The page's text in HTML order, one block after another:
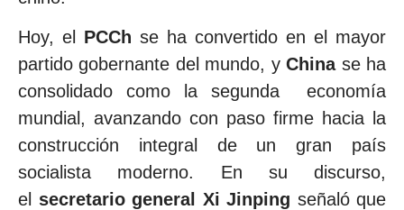
Hoy, el PCCh se ha convertido en el mayor
partido gobernante del mundo, yChinase ha
consolidado como la segunda economía
mundial, avanzando con paso firme hacia la
construcción integral de un gran país
socialista moderno. En su discurso,
el secretario general Xi Jinping señaló que